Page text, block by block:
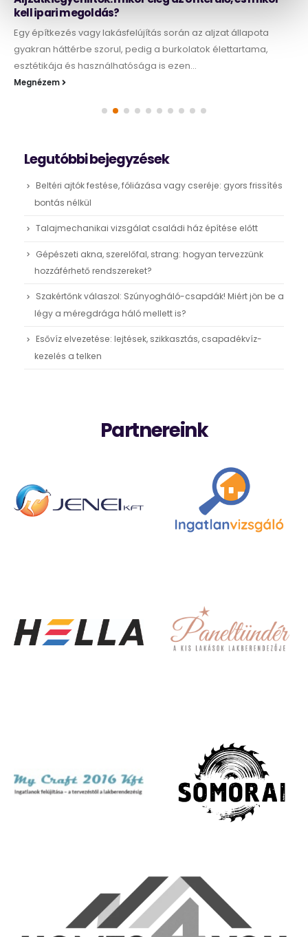
kell ipari megoldás?
Egy építkezés vagy lakásfelújítás során az aljzat állapota
gyakran háttérbe szorul, pedig a burkolatok élettartama,
esztétikája és használhatósága is ezen...
Megnézem
Legutóbbi bejegyzések
Beltéri ajtók festése, fóliázása vagy cseréje: gyors frissítés
bontás nélkül
Talajmechanikai vizsgálat családi ház építése előtt
Gépészeti akna, szerelőfal, strang: hogyan tervezzünk
hozzáférhető rendszereket?
Szakértőnk válaszol: Szúnyogháló-csapdák! Miért jön be a
légy a méregdrága háló mellett is?
Esővíz elvezetése: lejtések, szikkasztás, csapadékvíz-
kezelés a telken
Partnereink